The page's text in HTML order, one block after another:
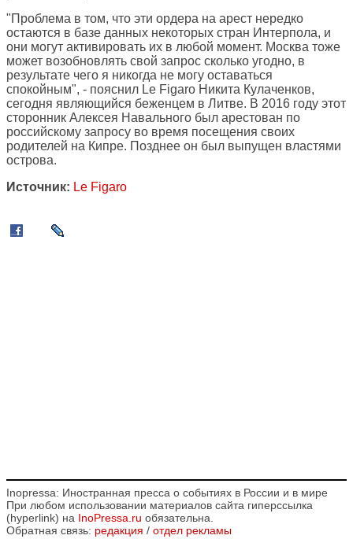
"Проблема в том, что эти ордера на арест нередко
остаются в базе данных некоторых стран Интерпола, и
они могут активировать их в любой момент. Москва тоже
может возобновлять свой запрос сколько угодно, в
результате чего я никогда не могу оставаться
спокойным", - пояснил Le Figaro Никита Кулаченков,
сегодня являющийся беженцем в Литве. В 2016 году этот
сторонник Алексея Навального был арестован по
российскому запросу во время посещения своих
родителей на Кипре. Позднее он был выпущен властями
острова.
Источник: Le Figaro
Inopressa: Иностранная пресса о событиях в России и в мире
При любом использовании материалов сайта гиперссылка
(hyperlink) на InoPressa.ru обязательна.
Обратная связь: редакция / отдел рекламы